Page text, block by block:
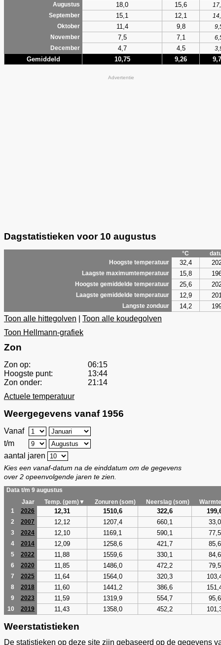
Augustus
18,0 15,6
September
15,1 12,1
Oktober
11,4 9,8
November
7,5 7,1
December
4,7 4,5
Gemiddeld 10,75 9,26
Advertentie
Dagstatistieken voor 10 augustus
°C
Hoogste temperatuur
32,4
Laagste maximumtemperatuur 15,8
Hoogste gemiddelde temperatuur 25,6
Laagste gemiddelde temperatuur 12,9
Langste zonduur 14,2
Toon alle hittegolven
Toon alle koudegolven
Toon Hellmann-grafiek
Zon
Zon op:
06:15
Hoogste punt:
13:44
Zon onder:
21:14
Actuele temperatuur
Weergegevens vanaf 1956
Vanaf
t/m
aantal jaren
Kies een vanaf-datum na de einddatum om de gegevens
over 2 opeenvolgende jaren te zien.
Data t/m 9 augustus
Jaar
Temp. (gem)▼ Zonuren (som) Neerslag (som)
1
2026 12,31 1510,6 322,6
2 2007 12,12 1207,4 660,1 33,0
3 2024 12,10 1169,1 590,1 77,5
4 2014 12,09 1258,6 421,7 85,6
5 2022 11,88 1559,6 330,1 84,6
6 2020 11,85 1486,0 472,2 79,5
7 2025 11,64 1564,0 320,3
8 2018 11,60 1441,2 386,6
9 2023 11,59 1319,9 554,7 95,6
10 2019 11,43 1358,0 452,2
Weerstatistieken
De statistieken op deze site zijn gebaseerd op de gegevens